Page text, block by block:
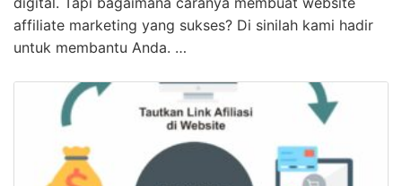
Terbongkar! Cara Membuat Website Affiliate
Marketing Terbaik
KLIK DISINI UNTUK DOWNLOAD PANDUAN AFFILIATE